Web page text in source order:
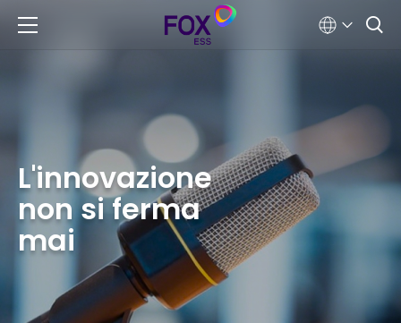
L'innovazione
non si ferma
mai